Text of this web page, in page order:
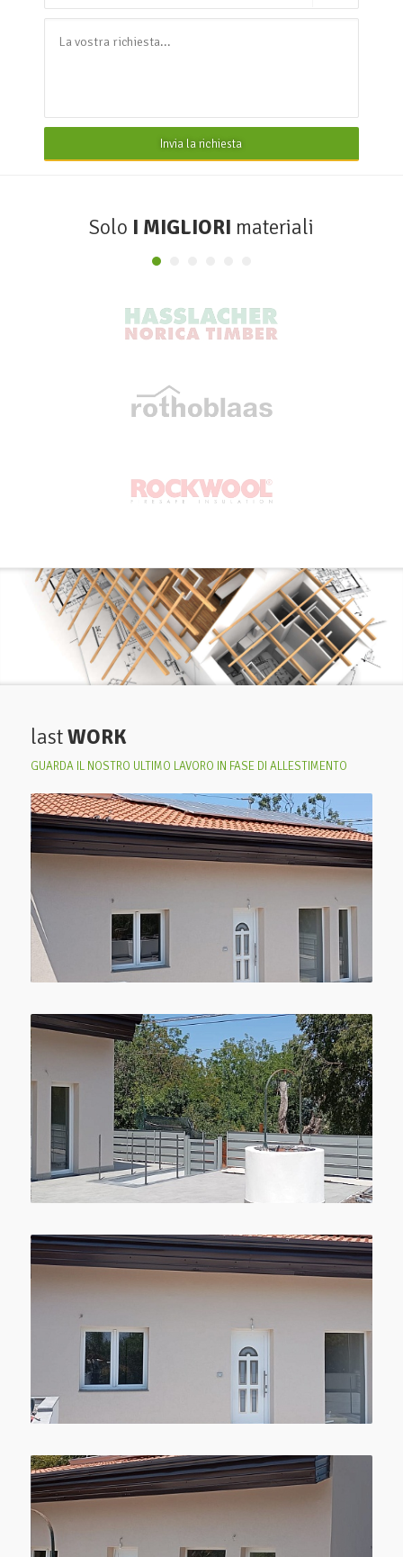
Invia la richiesta
Solo I MIGLIORI materiali
lastWORK
GUARDA IL NOSTRO ULTIMO LAVORO IN FASE DI ALLESTIMENTO